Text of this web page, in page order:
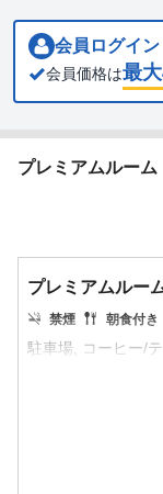
会員ログイン
会員価格は最大
プレミアムルーム
プレミアムルー
禁煙 朝食付き